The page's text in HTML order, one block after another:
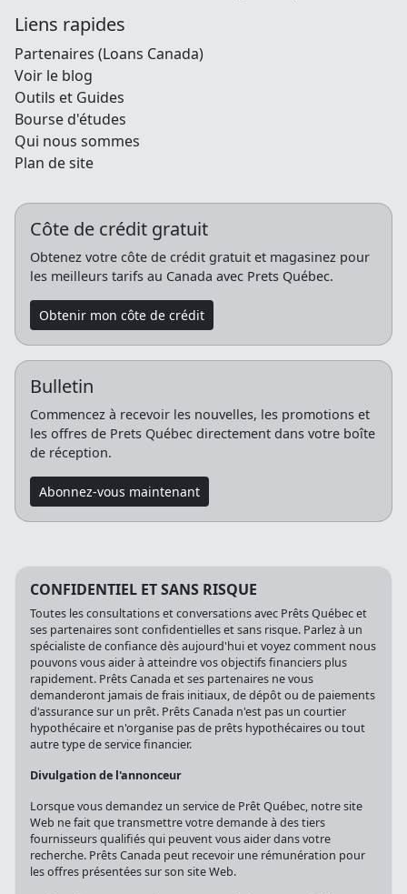
Liens rapides
Partenaires (Loans Canada)
Voir le blog
Outils et Guides
Bourse d'études
Qui nous sommes
Plan de site
Côte de crédit gratuit
Obtenez votre côte de crédit gratuit et magasinez pour
les meilleurs tarifs au Canada avec Prets Québec.
Obtenir mon côte de crédit
Bulletin
Commencez à recevoir les nouvelles, les promotions et
les offres de Prets Québec directement dans votre boîte
de réception.
Abonnez-vous maintenant
CONFIDENTIEL ET SANS RISQUE
Toutes les consultations et conversations avec Prêts Québec et
ses partenaires sont confidentielles et sans risque. Parlez à un
spécialiste de confiance dès aujourd'hui et voyez comment nous
pouvons vous aider à atteindre vos objectifs financiers plus
rapidement. Prêts Canada et ses partenaires ne vous
demanderont jamais de frais initiaux, de dépôt ou de paiements
d'assurance sur un prêt. Prêts Canada n'est pas un courtier
hypothécaire et n'organise pas de prêts hypothécaires ou tout
autre type de service financier.
Divulgation de l'annonceur
Lorsque vous demandez un service de Prêt Québec, notre site
Web ne fait que transmettre votre demande à des tiers
fournisseurs qualifiés qui peuvent vous aider dans votre
recherche. Prêts Canada peut recevoir une rémunération pour
les offres présentées sur son site Web.